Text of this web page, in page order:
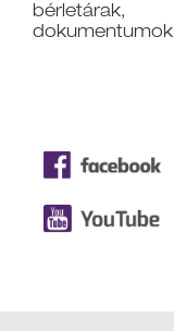
bérletárak,
dokumentumok